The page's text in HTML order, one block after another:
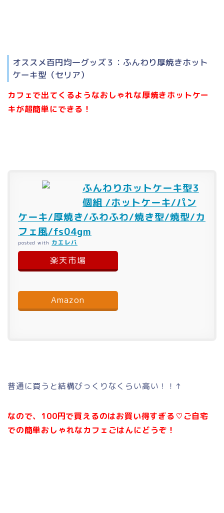
オススメ百円均一グッズ３：ふんわり厚焼きホット
ケーキ型（セリア）
カフェで出てくるようなおしゃれな厚焼きホットケー
キが超簡単にできる！
ふんわりホットケーキ型3
個組 /ホットケーキ/パン
ケーキ/厚焼き/ふわふわ/焼き型/焼型/カ
フェ風/fs04gm
posted with カエレバ
楽天市場
Amazon
普通に買うと結構びっくりなくらい高い！！↑
なので、100円で買えるのはお買い得すぎる♡ご自宅
での簡単おしゃれなカフェごはんにどうぞ！